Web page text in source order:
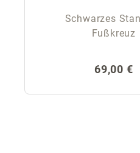
Schwarzes
Fußkreuz
69,00 €